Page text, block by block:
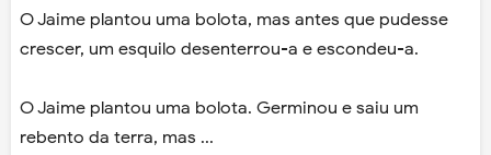
O Jaime plantou uma bolota, mas antes que pudesse
crescer, um esquilo desenterrou-a e escondeu-a.
O Jaime plantou uma bolota. Germinou e saiu um
rebento da terra, mas ...